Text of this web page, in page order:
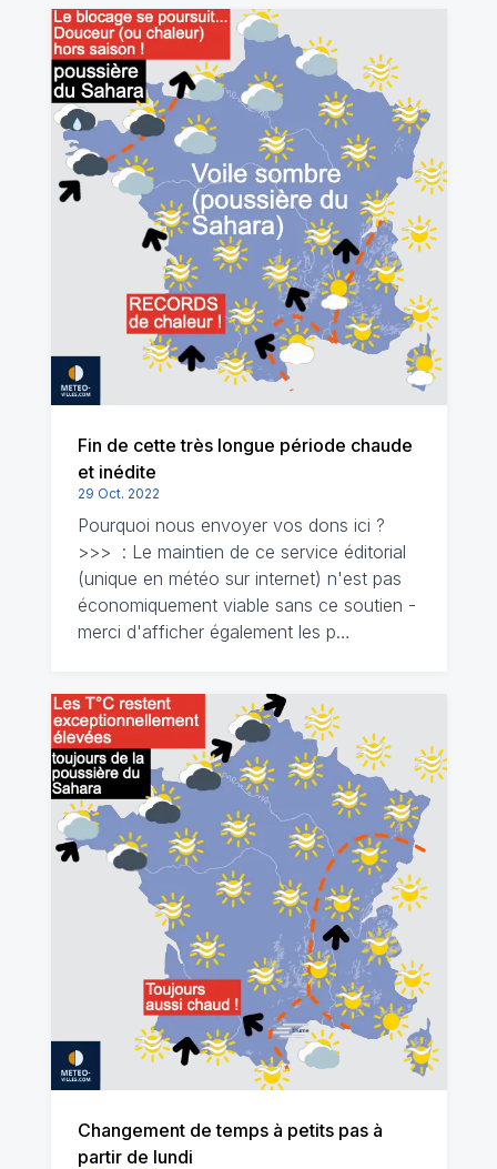
Fin de cette très longue période chaude
et inédite
29 Oct. 2022
Pourquoi nous envoyer vos dons ici ?
>>> : Le maintien de ce service éditorial
(unique en météo sur internet) n'est pas
économiquement viable sans ce soutien -
merci d'afficher également les p…
Changement de temps à petits pas à
partir de lundi